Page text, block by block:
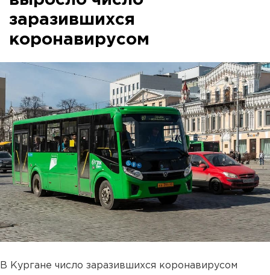
заразившихся
коронавирусом
В Кургане число заразившихся коронавирусом